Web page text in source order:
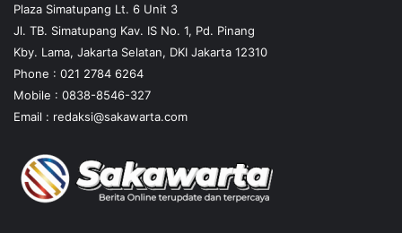
Plaza Simatupang Lt. 6 Unit 3
Jl. TB. Simatupang Kav. IS No. 1, Pd. Pinang
Kby. Lama, Jakarta Selatan, DKI Jakarta 12310
Phone : 021 2784 6264
Mobile : 0838-8546-327
Email : redaksi@sakawarta.com